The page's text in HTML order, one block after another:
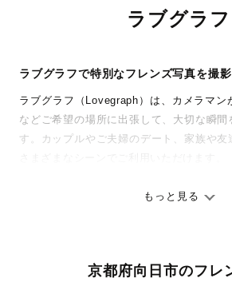
ラブグラフ
ラブグラフで特別なフレンズ写真を撮
ラブグラフ（Lovegraph）は、カメラマン
などご希望の場所に出張して、大切な瞬
す。カップルやご夫婦のデート、家族や友
ありのままの空気感を大切に、何十年経っ
料金は全国どこでも一律。わかりやすく安
もっと見る
京都府向日市のフレ